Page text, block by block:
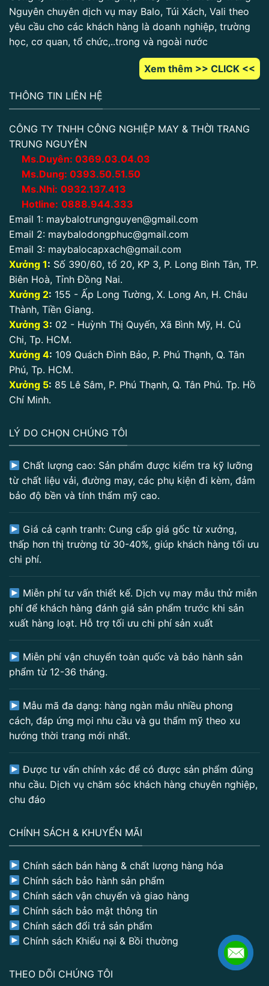
Nguyên chuyên dịch vụ may Balo, Túi Xách, Vali theo
yêu cầu cho các khách hàng là doanh nghiệp, trường
học, cơ quan, tổ chức,..trong và ngoài nước
Xem thêm >> CLICK <<
THÔNG TIN LIÊN HỆ
CÔNG TY TNHH CÔNG NGHIỆP MAY & THỜI TRANG
TRUNG NGUYÊN
Ms.Duyên: 0369.03.04.03
Ms.Dung: 0393.50.51.50
Ms.Nhi: 0932.137.413
Hotline: 0888.944.333
Email 1: maybalotrungnguyen@gmail.com
Email 2: maybalodongphuc@gmail.com
Email 3: maybalocapxach@gmail.com
Xưởng 1: Số 390/60, tổ 20, KP 3, P. Long Bình Tân, TP.
Biên Hoà, Tỉnh Đồng Nai.
Xưởng 2: 155 - Ấp Long Tường, X. Long An, H. Châu
Thành, Tiền Giang.
Xưởng 3: 02 - Huỳnh Thị Quyến, Xã Bình Mỹ, H. Củ
Chi, Tp. HCM.
Xưởng 4: 109 Quách Đình Bảo, P. Phú Thạnh, Q. Tân
Phú, Tp. HCM.
Xưởng 5: 85 Lê Sâm, P. Phú Thạnh, Q. Tân Phú. Tp. Hồ
Chí Minh.
LÝ DO CHỌN CHÚNG TÔI
Chất lượng cao: Sản phẩm được kiểm tra kỹ lưỡng
từ chất liệu vải, đường may, các phụ kiện đi kèm, đảm
bảo độ bền và tính thẩm mỹ cao.
Giá cả cạnh tranh: Cung cấp giá gốc từ xưởng,
thấp hơn thị trường từ 30-40%, giúp khách hàng tối ưu
chi phí.
Miễn phí tư vấn thiết kế. Dịch vụ may mẫu thử miễn
phí để khách hàng đánh giá sản phẩm trước khi sản
xuất hàng loạt. Hỗ trợ tối ưu chi phí sản xuất
Miễn phí vận chuyển toàn quốc và bảo hành sản
phẩm từ 12-36 tháng.
Mẫu mã đa dạng: hàng ngàn mẫu nhiều phong
cách, đáp ứng mọi nhu cầu và gu thẩm mỹ theo xu
hướng thời trang mới nhất.
Được tư vấn chính xác để có được sản phẩm đúng
nhu cầu. Dịch vụ chăm sóc khách hàng chuyên nghiệp,
chu đáo
CHÍNH SÁCH & KHUYẾN MÃI
Chính sách bán hàng & chất lượng hàng hóa
Chính sách bảo hành sản phẩm
Chính sách vận chuyển và giao hàng
Chính sách bảo mật thông tin
Chính sách đổi trả sản phẩm
Chính sách Khiếu nại & Bồi thường
THEO DÕI CHÚNG TÔI